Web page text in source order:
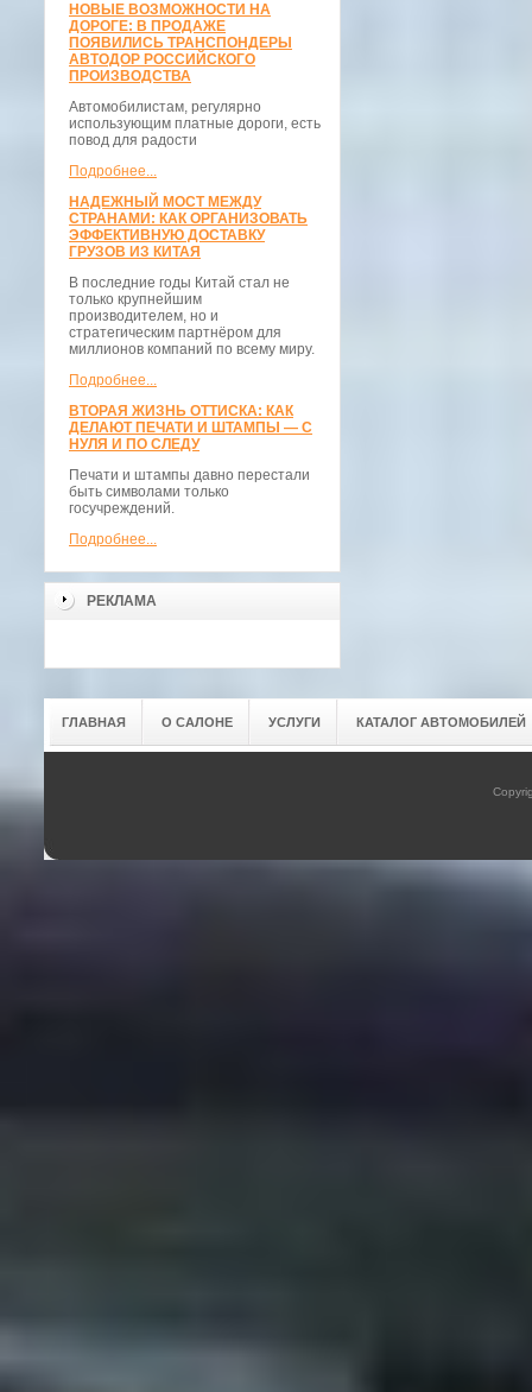
НОВЫЕ ВОЗМОЖНОСТИ НА
ДОРОГЕ: В ПРОДАЖЕ
ПОЯВИЛИСЬ ТРАНСПОНДЕРЫ
АВТОДОР РОССИЙСКОГО
ПРОИЗВОДСТВА
Автомобилистам, регулярно
использующим платные дороги, есть
повод для радости
Подробнее...
НАДЕЖНЫЙ МОСТ МЕЖДУ
СТРАНАМИ: КАК ОРГАНИЗОВАТЬ
ЭФФЕКТИВНУЮ ДОСТАВКУ
ГРУЗОВ ИЗ КИТАЯ
В последние годы Китай стал не
только крупнейшим
производителем, но и
стратегическим партнёром для
миллионов компаний по всему миру.
Подробнее...
ВТОРАЯ ЖИЗНЬ ОТТИСКА: КАК
ДЕЛАЮТ ПЕЧАТИ И ШТАМПЫ — С
НУЛЯ И ПО СЛЕДУ
Печати и штампы давно перестали
быть символами только
госучреждений.
Подробнее...
РЕКЛАМА
ГЛАВНАЯ О САЛОНЕ УСЛУГИ КАТАЛОГ АВТОМОБИЛЕЙ